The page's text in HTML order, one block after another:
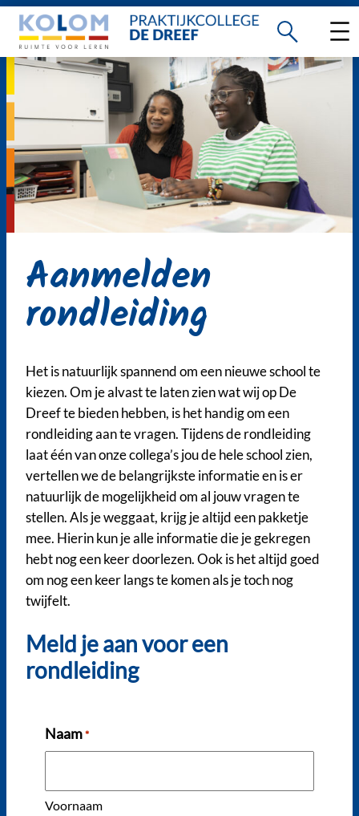
naar
de
Aanmelden
rondleiding
Het is natuurlijk spannend om een nieuwe school te
kiezen. Om je alvast te laten zien wat wij op De
Dreef te bieden hebben, is het handig om een
rondleiding aan te vragen. Tijdens de rondleiding
laat één van onze collega’s jou de hele school zien,
vertellen we de belangrijkste informatie en is er
natuurlijk de mogelijkheid om al jouw vragen te
stellen. Als je weggaat, krijg je altijd een pakketje
mee. Hierin kun je alle informatie die je gekregen
hebt nog een keer doorlezen. Ook is het altijd goed
om nog een keer langs te komen als je toch nog
twijfelt.
Meld je aan voor een
rondleiding
Naam *
Voornaam